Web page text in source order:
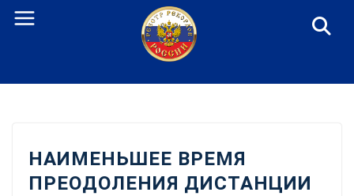
Перейти
НАИМЕНЬШЕЕ ВРЕМЯ
ПРЕОДОЛЕНИЯ ДИСТАНЦИИ